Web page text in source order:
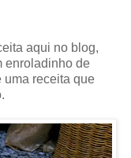
aqui no blog,
enroladinho de
uma receita que